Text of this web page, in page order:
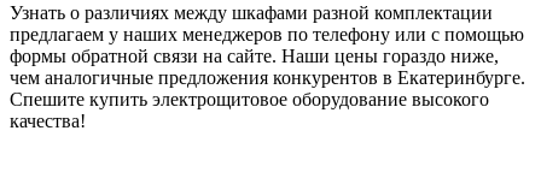
Узнать о различиях между шкафами разной комплектации
предлагаем у наших менеджеров по телефону или с помощью
формы обратной связи на сайте. Наши цены гораздо ниже,
чем аналогичные предложения конкурентов в Екатеринбурге.
Спешите купить электрощитовое оборудование высокого
качества!